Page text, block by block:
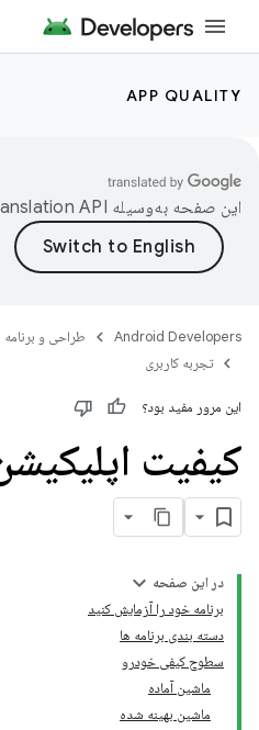
APP QUALITY
این صفحه به‌وسیله
Android Developers طراحی و برنامه
تجربه کاربری
این مرور مفید بود؟
کیفیت
در این صفحه
برنامه خود را آزمایش کنید
دسته بندی برنامه ها
سطوح کیفی خودرو
ماشین آماده
ماشین بهینه شده